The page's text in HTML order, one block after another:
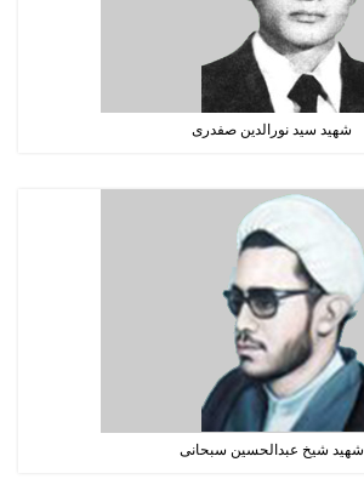
شهید سید نورالدین صفدری
شهید شیخ عبدالحسین سبحانی